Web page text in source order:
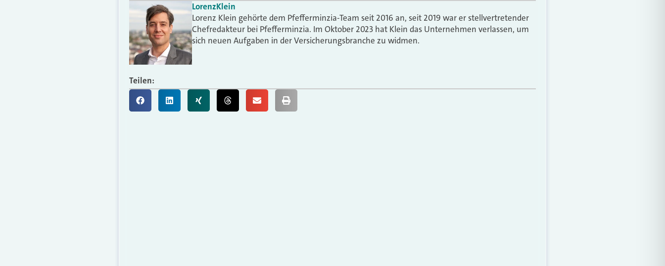
LorenzKlein
Lorenz Klein gehörte dem Pfefferminzia-Team seit 2016 an, seit 2019 war er stellvertretender
Chefredakteur bei Pfefferminzia. Im Oktober 2023 hat Klein das Unternehmen verlassen, um
sich neuen Aufgaben in der Versicherungsbranche zu widmen.
Teilen: